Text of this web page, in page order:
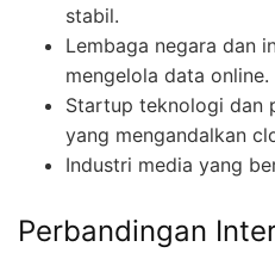
stabil.
Lembaga negara dan
mengelola data online.
Startup teknologi dan
yang mengandalkan
Industri media yang
Perbandingan